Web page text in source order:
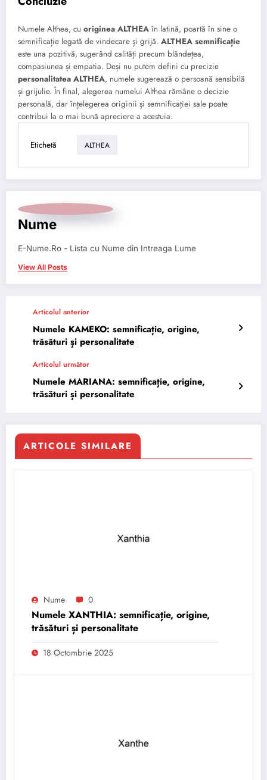
Numele Althea, cu originea ALTHEA în latină, poartă în sine o
semnificație legată de vindecare și grijă. ALTHEA semnificație
este una pozitivă, sugerând calități precum blândețea,
compasiunea și empatia. Deși nu putem defini cu precizie
personalitatea ALTHEA, numele sugerează o persoană sensibilă
și grijulie. În final, alegerea numelui Althea rămâne o decizie
personală, dar înțelegerea originii și semnificației sale poate
contribui la o mai bună apreciere a acestuia.
Etichetă ALTHEA
Nume
E-Nume.Ro - Lista cu Nume din Intreaga Lume
View All Posts
Articolul anterior
Numele KAMEKO: semnificație, origine,
trăsături și personalitate
Articolul următor
Numele MARIANA: semnificație, origine,
trăsături și personalitate
ARTICOLE SIMILARE
Nume 0
Numele XANTHIA: semnificație, origine,
trăsături și personalitate
18 Octombrie 2025